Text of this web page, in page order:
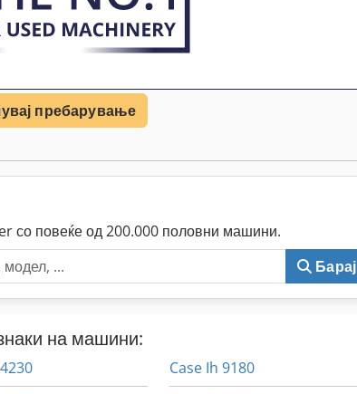
пребарување
со повеќе од 200.000 половни машини.
Барај
на машини:
Case Ih 9180